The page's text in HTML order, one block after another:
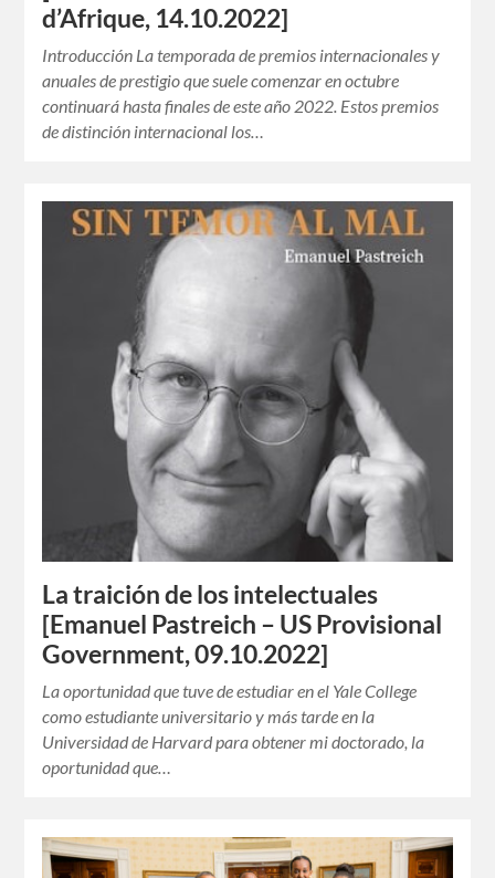
d’Afrique, 14.10.2022]
Introducción La temporada de premios internacionales y
anuales de prestigio que suele comenzar en octubre
continuará hasta finales de este año 2022. Estos premios
de distinción internacional los…
La traición de los intelectuales
[Emanuel Pastreich – US Provisional
Government, 09.10.2022]
La oportunidad que tuve de estudiar en el Yale College
como estudiante universitario y más tarde en la
Universidad de Harvard para obtener mi doctorado, la
oportunidad que…